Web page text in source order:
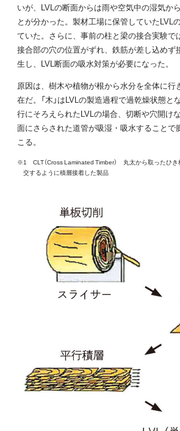
いが、LVLの断面からは雨や空気中の湿気か
とが分かった。製材⼯場に保管していたLVL
ていた。さらに、事前の柱と梁の接合実験で
接合部の穴の位置がずれ、鉄筋が差し込めず
生し、LVL断面の吸水対策が必要になった。
原因は、樹木や植物が根から水分を全体に行
在だ。「木」はLVLの製造過程で過乾燥状態
行にそろえられたLVLの場合、切断や穴開け
面にさらされた道管が吸湿・吸水することで
こる。
※1 CLT（Cross Laminated Timber） 丸太から取ったひき
交するように積層接着した製品